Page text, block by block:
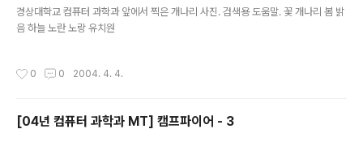
경상대학교 컴퓨터 과학과 앞에서 찍은 개나리 사진. 검색용 도움말. 꽃 개나리 봄 밝
음 하늘 노란 노랑 유치원
0 0 2004. 4. 4.
[04년 컴퓨터 과학과 MT] 캠프파이어 - 3